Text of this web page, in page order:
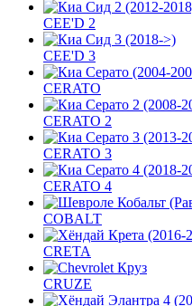
CEE'D 2
CEE'D 3
CERATO
CERATO 2
CERATO 3
CERATO 4
COBALT
CRETA
CRUZE